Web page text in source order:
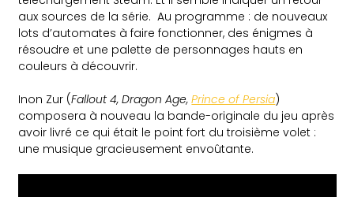
aux sources de la série. Au programme : de nouveaux
lots d’automates à faire fonctionner, des énigmes à
résoudre et une palette de personnages hauts en
couleurs à découvrir.
Inon Zur (Fallout 4, Dragon Age,Prince of Persia)
composera à nouveau la bande-originale du jeu après
avoir livré ce qui était le point fort du troisième volet :
une musique gracieusement envoûtante.